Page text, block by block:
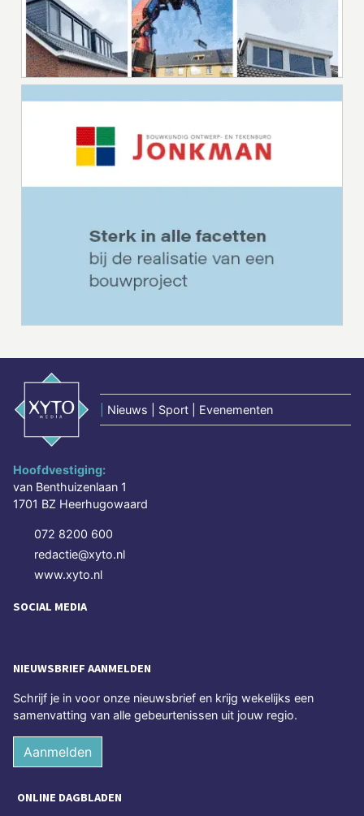
Nieuws | Sport | Evenementen
Hoofdvestiging:
van Benthuizenlaan 1
1701 BZ Heerhugowaard
072 8200 600
redactie@xyto.nl
www.xyto.nl
SOCIAL MEDIA
NIEUWSBRIEF AANMELDEN
Schrijf je in voor onze nieuwsbrief en krijg wekelijks een
samenvatting van alle gebeurtenissen uit jouw regio.
Aanmelden
ONLINE DAGBLADEN